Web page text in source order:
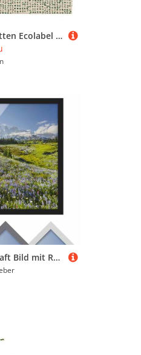
50 Stück – Servietten Ecolabel P. 1/4 'Double Point – Dakar' 19 G/M2 40 x 40 cm Natur recycelt
Natur & Landschaft Bild mit Rahmen Bergwiese mit roten Blumen vor Mt. Rainier